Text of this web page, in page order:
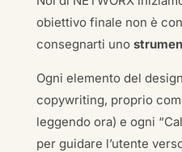
obiettivo finale non è
consegnarti uno
Ogni elemento del
copywriting, proprio
leggendo ora) e ogni
per guidare l’utente